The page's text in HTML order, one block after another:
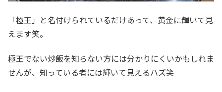
「極王」と名付けられているだけあって、黄金に輝いて見
えます笑。
極王でない炒飯を知らない方には分かりにくいかもしれま
せんが、知っている者には輝いて見えるハズ笑